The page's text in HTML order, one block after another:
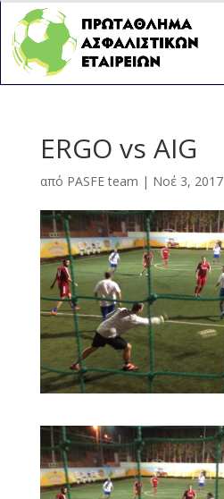
ERGO vs AIG
από PASFE team | Νοέ 3, 2017